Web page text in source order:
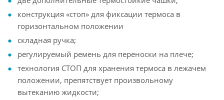
конструкция «стоп» для фиксации термоса в
горизонтальном положении
складная ручка;
регулируемый ремень для переноски на плече;
технология СТОП для хранения термоса в лежачем
положении, препятствует произвольному
вытеканию жидкости;